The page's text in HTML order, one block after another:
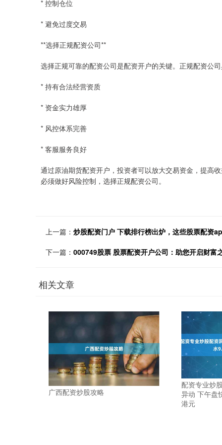
* 控制仓位
* 避免过度交易
**选择正规配资公司**
选择正规可靠的配资公司是配资开户的关键。正规配资公
* 持有合法经营资质
* 资金实力雄厚
* 风控体系完善
* 客服服务良好
通过原油期货配资开户，投资者可以放大交易资金，提高
必须做好风险控制，选择正规配资公司。
上一篇： 炒股配资门户 下载排行榜出炉，这些股票配资
下一篇： 000749股票 股票配资开户公司：助您开启财富
相关文章
广西配资炒股攻略
配资专业炒
异动 下午盘
港元